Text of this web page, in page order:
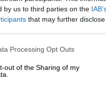
by us to third parties on the
that may further
this website/app uses one or
visit or usage behaviour. You
to Google and its third-party
below specified purposes in
Processing Opt Outs
out of the Sharing of my
άλλαξε την
πώλησης, ο CEO
αξίας 345 εκατ.
326 εκατ.
Τζαβέντ Καρίμ,